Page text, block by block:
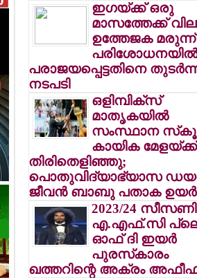
ഇഗയ്ക്ക് ഒരു
മാസത്തേക്ക്
ഉത്തേജക മരുന്ന്
പരാജയപ്പെട്ടതിനെ
നടപടി
ഒളിമ്പിക്‌സ്
മാതൃകയില്‍
സംസ്ഥാന
കായിക മേളയ്ക്ക്
തിരിതെളിഞ്ഞു;
പൊതുവിദ്യാഭ്യാസ
ജീവന്‍ ബാബു പതാക
2023/24
എ.എഫ്.സി
ഓഫ് ദി ഇയര്‍
പുരസ്‌കാരം
ഖത്തറിന്റെ അക്രം